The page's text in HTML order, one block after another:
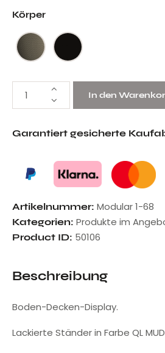
Körper
In den
Garantiert gesicherte
Artikelnummer: Modular 1-68
Kategorien: Produkte im
Product ID: 50106
Beschreibung
Boden-Decken-Display.
Lackierte Ständer in Farbe QL MUD